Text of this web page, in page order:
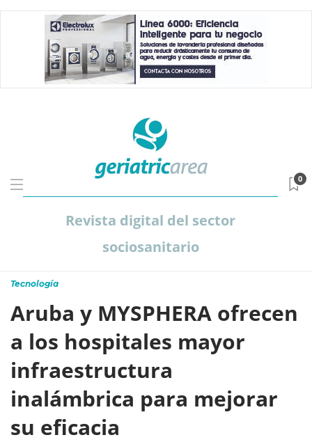
Revista digital del sector
sociosanitario
0
Tecnología
Aruba y MYSPHERA ofrecen
a los hospitales mayor
infraestructura
inalámbrica para mejorar
su eficacia